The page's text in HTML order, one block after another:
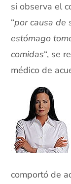
si observa el
“por causa de
estómago
comidas“, se
médico de
comportó de